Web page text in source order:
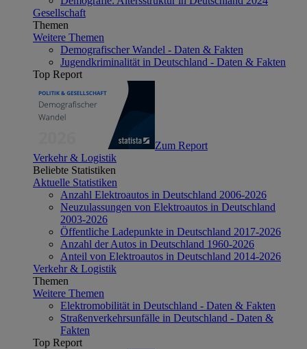
Gesellschaft
Themen
Weitere Themen
Demografischer Wandel - Daten & Fakten
Jugendkriminalität in Deutschland - Daten & Fakten
Top Report
Zum Report
Verkehr & Logistik
Beliebte Statistiken
Aktuelle Statistiken
Anzahl Elektroautos in Deutschland 2006-2026
Neuzulassungen von Elektroautos in Deutschland
2003-2026
Öffentliche Ladepunkte in Deutschland 2017-2026
Anzahl der Autos in Deutschland 1960-2026
Anteil von Elektroautos in Deutschland 2014-2026
Verkehr & Logistik
Themen
Weitere Themen
Elektromobilität in Deutschland - Daten & Fakten
Straßenverkehrsunfälle in Deutschland - Daten &
Fakten
Top Report